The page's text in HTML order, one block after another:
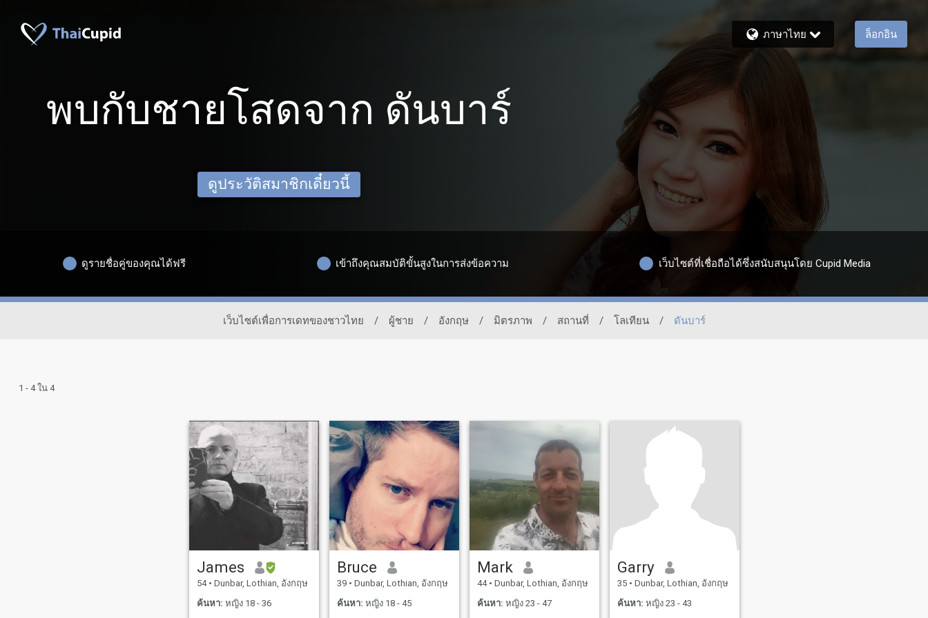
ภาษาไทย ล็อกอิน
พบกับชายโสดจาก ดันบาร์
ดูประวัติสมาชิกเดี๋ยวนี้
ดูรายชื่อคู่ของคุณได้ฟรี เข้าถึงคุณสมบัติขั้นสูงในการส่งข้อความ เว็บไซต์ที่เชื่อถือได้ซึ่งสนับสนุนโดย Cupid Media
เว็บไซต์เพื่อการเดทของชาวไทย / ผู้ชาย / อังกฤษ / มิตรภาพ / สถานที่ / โลเทียน / ดันบาร์
1 - 4 ใน 4
James
54 • Dunbar, Lothian, อังกฤษ
ค้นหา: หญิง 18 - 36
Bruce
39 • Dunbar, Lothian, อังกฤษ
ค้นหา: หญิง 18 - 45
Mark
44 • Dunbar, Lothian, อังกฤษ
ค้นหา: หญิง 23 - 47
Garry
35 • Dunbar, Lothian, อังกฤษ
ค้นหา: หญิง 23 - 43